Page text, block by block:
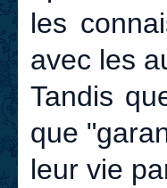
les
avec les
Tandis
que
leur vie